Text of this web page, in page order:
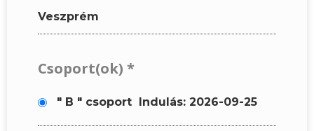
Veszprém
Csoport(ok) *
" B " csoport Indulás: 2026-09-25